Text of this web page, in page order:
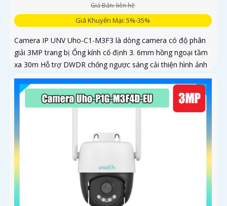
Giá Bán: liên hệ
Giá Khuyến Mại: 5%-35%
Camera IP UNV Uho-C1-M3F3 là dòng camera có độ phân
giải 3MP trang bị Ống kính cố định 3. 6mm hồng ngoại tầm
xa 30m Hỗ trợ DWDR chống ngược sáng cải thiện hình ảnh